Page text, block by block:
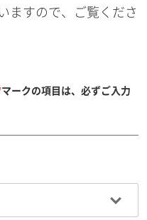
ますので、ご覧くださ
マークの項目は、必ずご入力